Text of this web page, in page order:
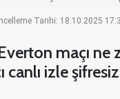
Tarihi: 18.10.2025
maçı ne
canlı izle şifresiz